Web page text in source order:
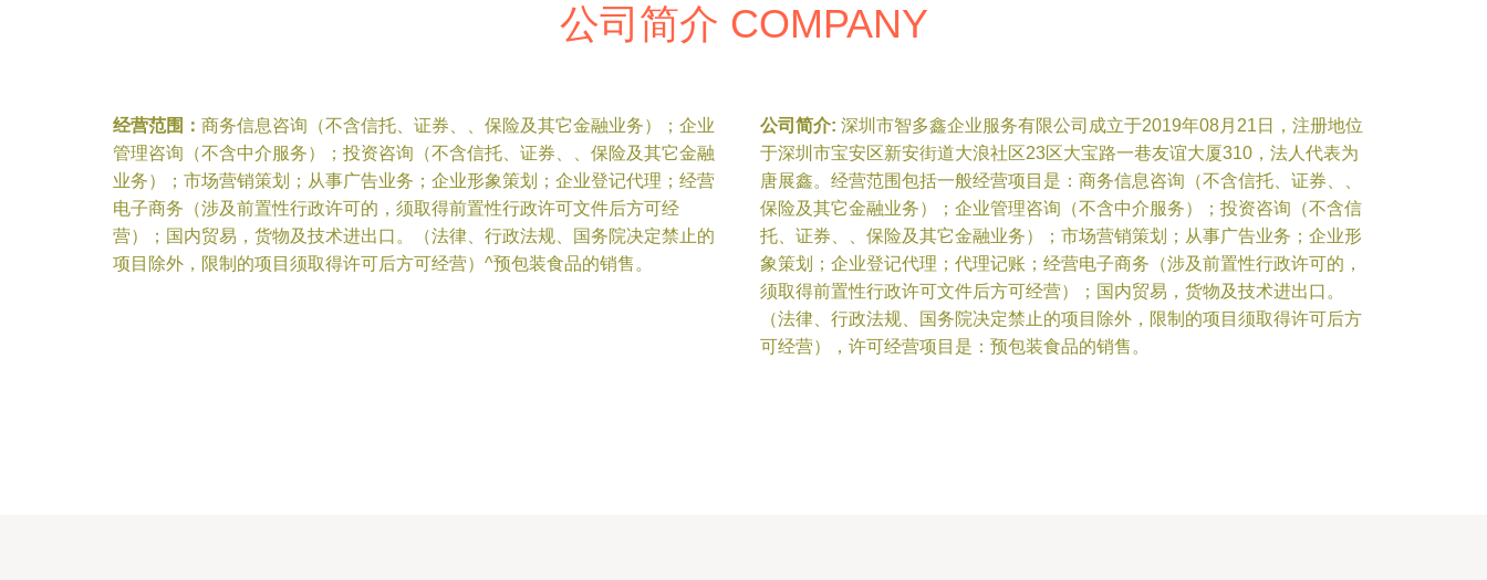
公司简介 COMPANY
经营范围： 商务信息咨询（不含信托、证券、、保险及其它金融业务）；企业
管理咨询（不含中介服务）；投资咨询（不含信托、证券、、保险及其它金融
业务）；市场营销策划；从事广告业务；企业形象策划；企业登记代理；经营
电子商务（涉及前置性行政许可的，须取得前置性行政许可文件后方可经
营）；国内贸易，货物及技术进出口。（法律、行政法规、国务院决定禁止的
项目除外，限制的项目须取得许可后方可经营）^预包装食品的销售。
公司简介: 深圳市智多鑫企业服务有限公司成立于2019年08月21日，注册地位
于深圳市宝安区新安街道大浪社区23区大宝路一巷友谊大厦310，法人代表为
唐展鑫。经营范围包括一般经营项目是：商务信息咨询（不含信托、证券、、
保险及其它金融业务）；企业管理咨询（不含中介服务）；投资咨询（不含信
托、证券、、保险及其它金融业务）；市场营销策划；从事广告业务；企业形
象策划；企业登记代理；代理记账；经营电子商务（涉及前置性行政许可的，
须取得前置性行政许可文件后方可经营）；国内贸易，货物及技术进出口。
（法律、行政法规、国务院决定禁止的项目除外，限制的项目须取得许可后方
可经营），许可经营项目是：预包装食品的销售。